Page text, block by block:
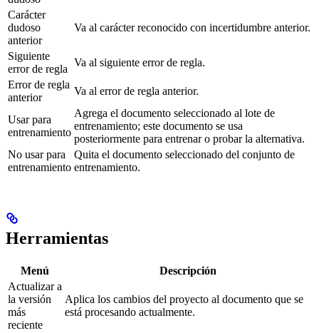
Carácter
dudoso
anterior
Va al carácter reconocido con incertidumbre anterior.
Siguiente
error de regla
Va al siguiente error de regla.
Error de regla
anterior
Va al error de regla anterior.
Usar para
entrenamiento
Agrega el documento seleccionado al lote de
entrenamiento; este documento se usa
posteriormente para entrenar o probar la alternativa.
No usar para
entrenamiento
Quita el documento seleccionado del conjunto de
entrenamiento.
Herramientas
Menú
Descripción
Actualizar a
la versión
más
reciente
Aplica los cambios del proyecto al documento que se
está procesando actualmente.